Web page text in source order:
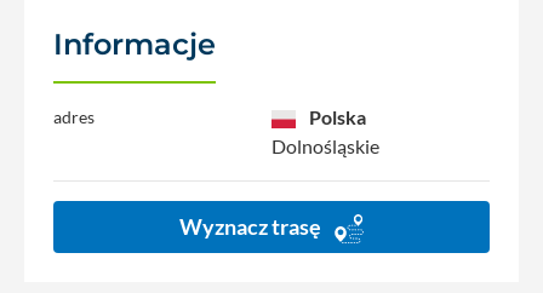
Informacje
adres
Polska
Dolnośląskie
Wyznacz trasę